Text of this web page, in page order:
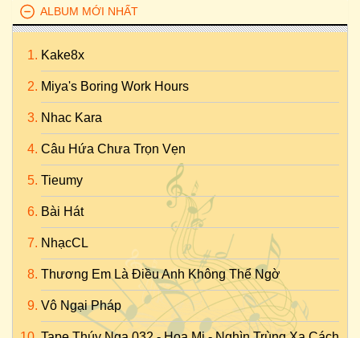
ALBUM MỚI NHẤT
Kake8x
Miya's Boring Work Hours
Nhac Kara
Câu Hứa Chưa Trọn Vẹn
Tieumy
Bài Hát
NhạcCL
Thương Em Là Điều Anh Không Thể Ngờ
Vô Ngại Pháp